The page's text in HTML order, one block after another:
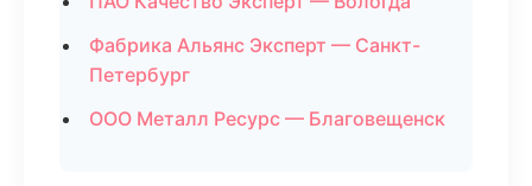
Фабрика Альянс Эксперт — Санкт-
Петербург
ООО Металл Ресурс — Благовещенск